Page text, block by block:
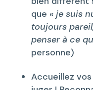
que « je suis
toujours
penser à ce
personne)
Accueillez